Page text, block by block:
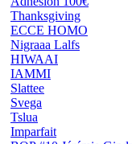
Thanksgiving
ECCE HOMO
Nigraaa Lalfs
HIWAAI
IAMMI
Slattee
Svega
Tslua
Imparfait